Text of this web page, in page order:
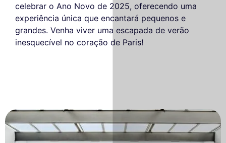
celebrar o Ano Novo de 2025, oferecendo uma
experiência única que encantará pequenos e
grandes. Venha viver uma escapada de verão
inesquecível no coração de Paris!